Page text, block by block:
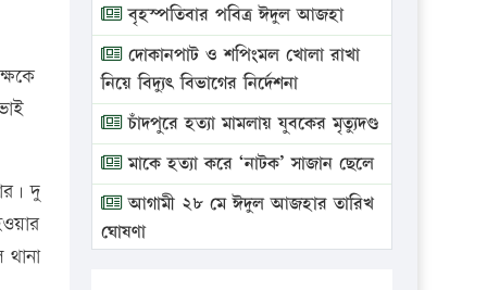
দু
বৃহস্পতিবার পবিত্র ঈদুল আজহা
দোকানপাট ও শপিংমল খোলা রাখা
নিয়ে বিদ্যুৎ বিভাগের নির্দেশনা
চাঁদপুরে হত্যা মামলায় যুবকের মৃত্যুদণ্ড
মাকে হত্যা করে ‘নাটক’ সাজান ছেলে
আগামী ২৮ মে ঈদুল আজহার তারিখ
ঘোষণা